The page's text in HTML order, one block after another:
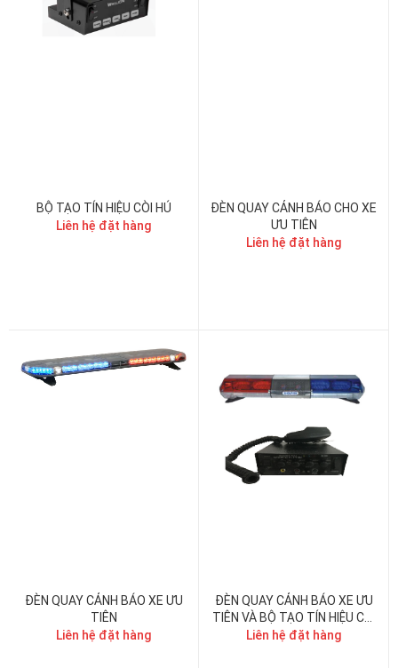
BỘ TẠO TÍN HIỆU CÒI HÚ
Liên hệ đặt hàng
ĐÈN QUAY CẢNH BÁO CHO XE
ƯU TIÊN
Liên hệ đặt hàng
ĐÈN QUAY CẢNH BÁO XE ƯU
TIÊN
Liên hệ đặt hàng
ĐÈN QUAY CẢNH BÁO XE ƯU
TIÊN VÀ BỘ TẠO TÍN HIỆU CÒI
HÚ
Liên hệ đặt hàng